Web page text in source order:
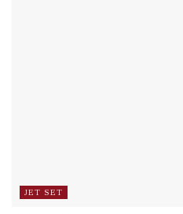
JET SET